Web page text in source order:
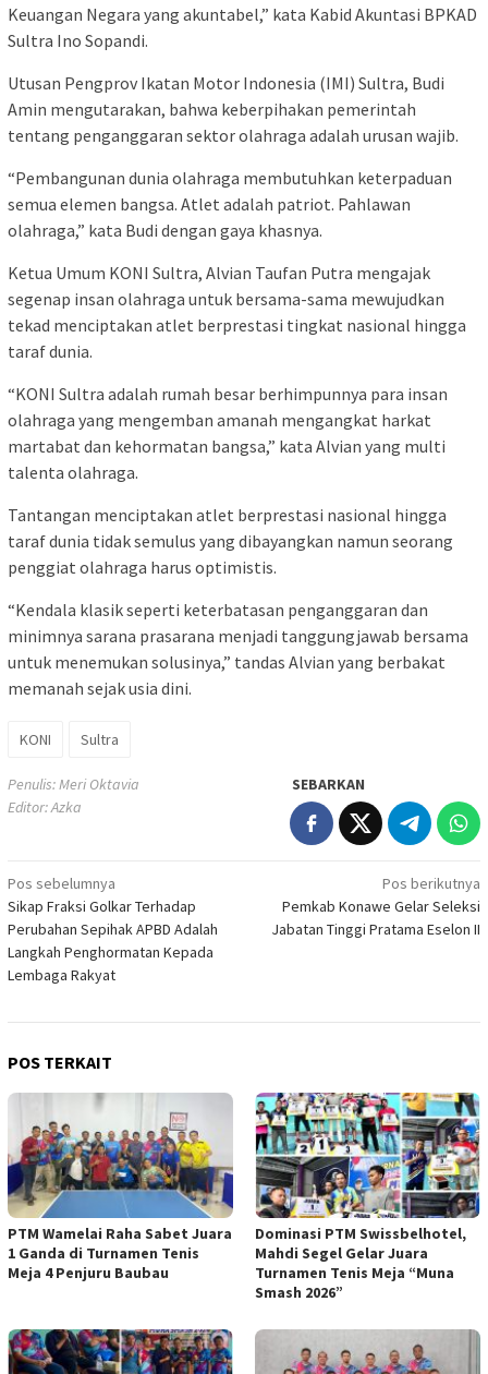
Keuangan Negara yang akuntabel,” kata Kabid Akuntasi BPKAD
Sultra Ino Sopandi.
Utusan Pengprov Ikatan Motor Indonesia (IMI) Sultra, Budi
Amin mengutarakan, bahwa keberpihakan pemerintah
tentang penganggaran sektor olahraga adalah urusan wajib.
“Pembangunan dunia olahraga membutuhkan keterpaduan
semua elemen bangsa. Atlet adalah patriot. Pahlawan
olahraga,” kata Budi dengan gaya khasnya.
Ketua Umum KONI Sultra, Alvian Taufan Putra mengajak
segenap insan olahraga untuk bersama-sama mewujudkan
tekad menciptakan atlet berprestasi tingkat nasional hingga
taraf dunia.
“KONI Sultra adalah rumah besar berhimpunnya para insan
olahraga yang mengemban amanah mengangkat harkat
martabat dan kehormatan bangsa,” kata Alvian yang multi
talenta olahraga.
Tantangan menciptakan atlet berprestasi nasional hingga
taraf dunia tidak semulus yang dibayangkan namun seorang
penggiat olahraga harus optimistis.
“Kendala klasik seperti keterbatasan penganggaran dan
minimnya sarana prasarana menjadi tanggungjawab bersama
untuk menemukan solusinya,” tandas Alvian yang berbakat
memanah sejak usia dini.
KONI Sultra
Penulis: Meri Oktavia
Editor: Azka
SEBARKAN
Navigasi
pos
Pos sebelumnya
Sikap Fraksi Golkar Terhadap
Perubahan Sepihak APBD Adalah
Langkah Penghormatan Kepada
Lembaga Rakyat
Pos berikutnya
Pemkab Konawe Gelar Seleksi
Jabatan Tinggi Pratama Eselon II
POS TERKAIT
PTM Wamelai Raha Sabet Juara
1 Ganda di Turnamen Tenis
Meja 4 Penjuru Baubau
Dominasi PTM Swissbelhotel,
Mahdi Segel Gelar Juara
Turnamen Tenis Meja “Muna
Smash 2026”